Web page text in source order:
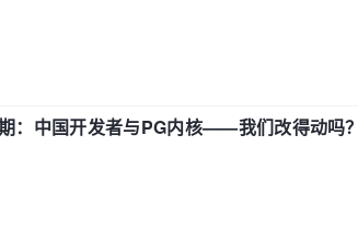
：中国开发者与PG内核——我们改得动吗